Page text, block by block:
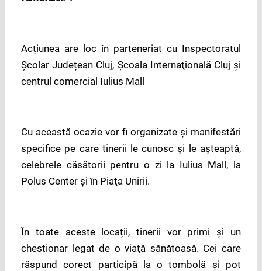
Acțiunea are loc în parteneriat cu Inspectoratul
Şcolar Județean Cluj, Şcoala Internaţională Cluj şi
centrul comercial Iulius Mall
Cu această ocazie vor fi organizate și manifestări
specifice pe care tinerii le cunosc şi le aşteaptă,
celebrele căsătorii pentru o zi la Iulius Mall, la
Polus Center şi în Piaţa Unirii.
În toate aceste locații, tinerii vor primi şi un
chestionar legat de o viaţă sănătoasă. Cei care
răspund corect participă la o tombolă şi pot